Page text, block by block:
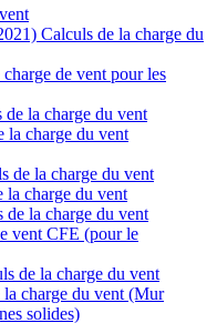
Calculs de la charge du
de vent pour les
la charge du vent
la charge du vent
de la charge du vent
la charge du vent
la charge du vent
vent CFE (pour le
de la charge du vent
charge du vent (Mur
solides)